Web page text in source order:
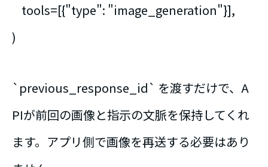
tools=[{"type": "image_generation"}],
)
`previous_response_id` を渡すだけで、A
PIが前回の画像と指示の文脈を保持してくれ
ます。アプリ側で画像を再送する必要はあり